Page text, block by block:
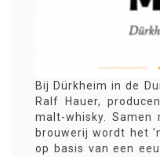
Bij Dürkheim in de
Ralf Hauer,
malt-whisky. Samen
brouwerij wordt het
op basis van een